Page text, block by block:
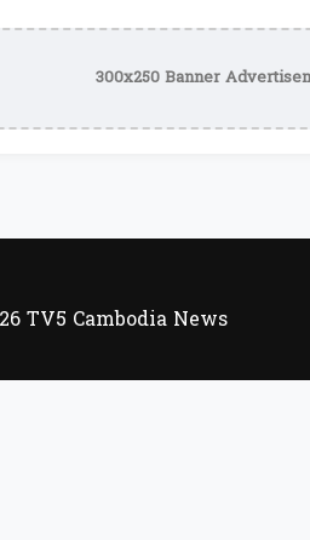
300x250 Banner
TV5 Cambodia News